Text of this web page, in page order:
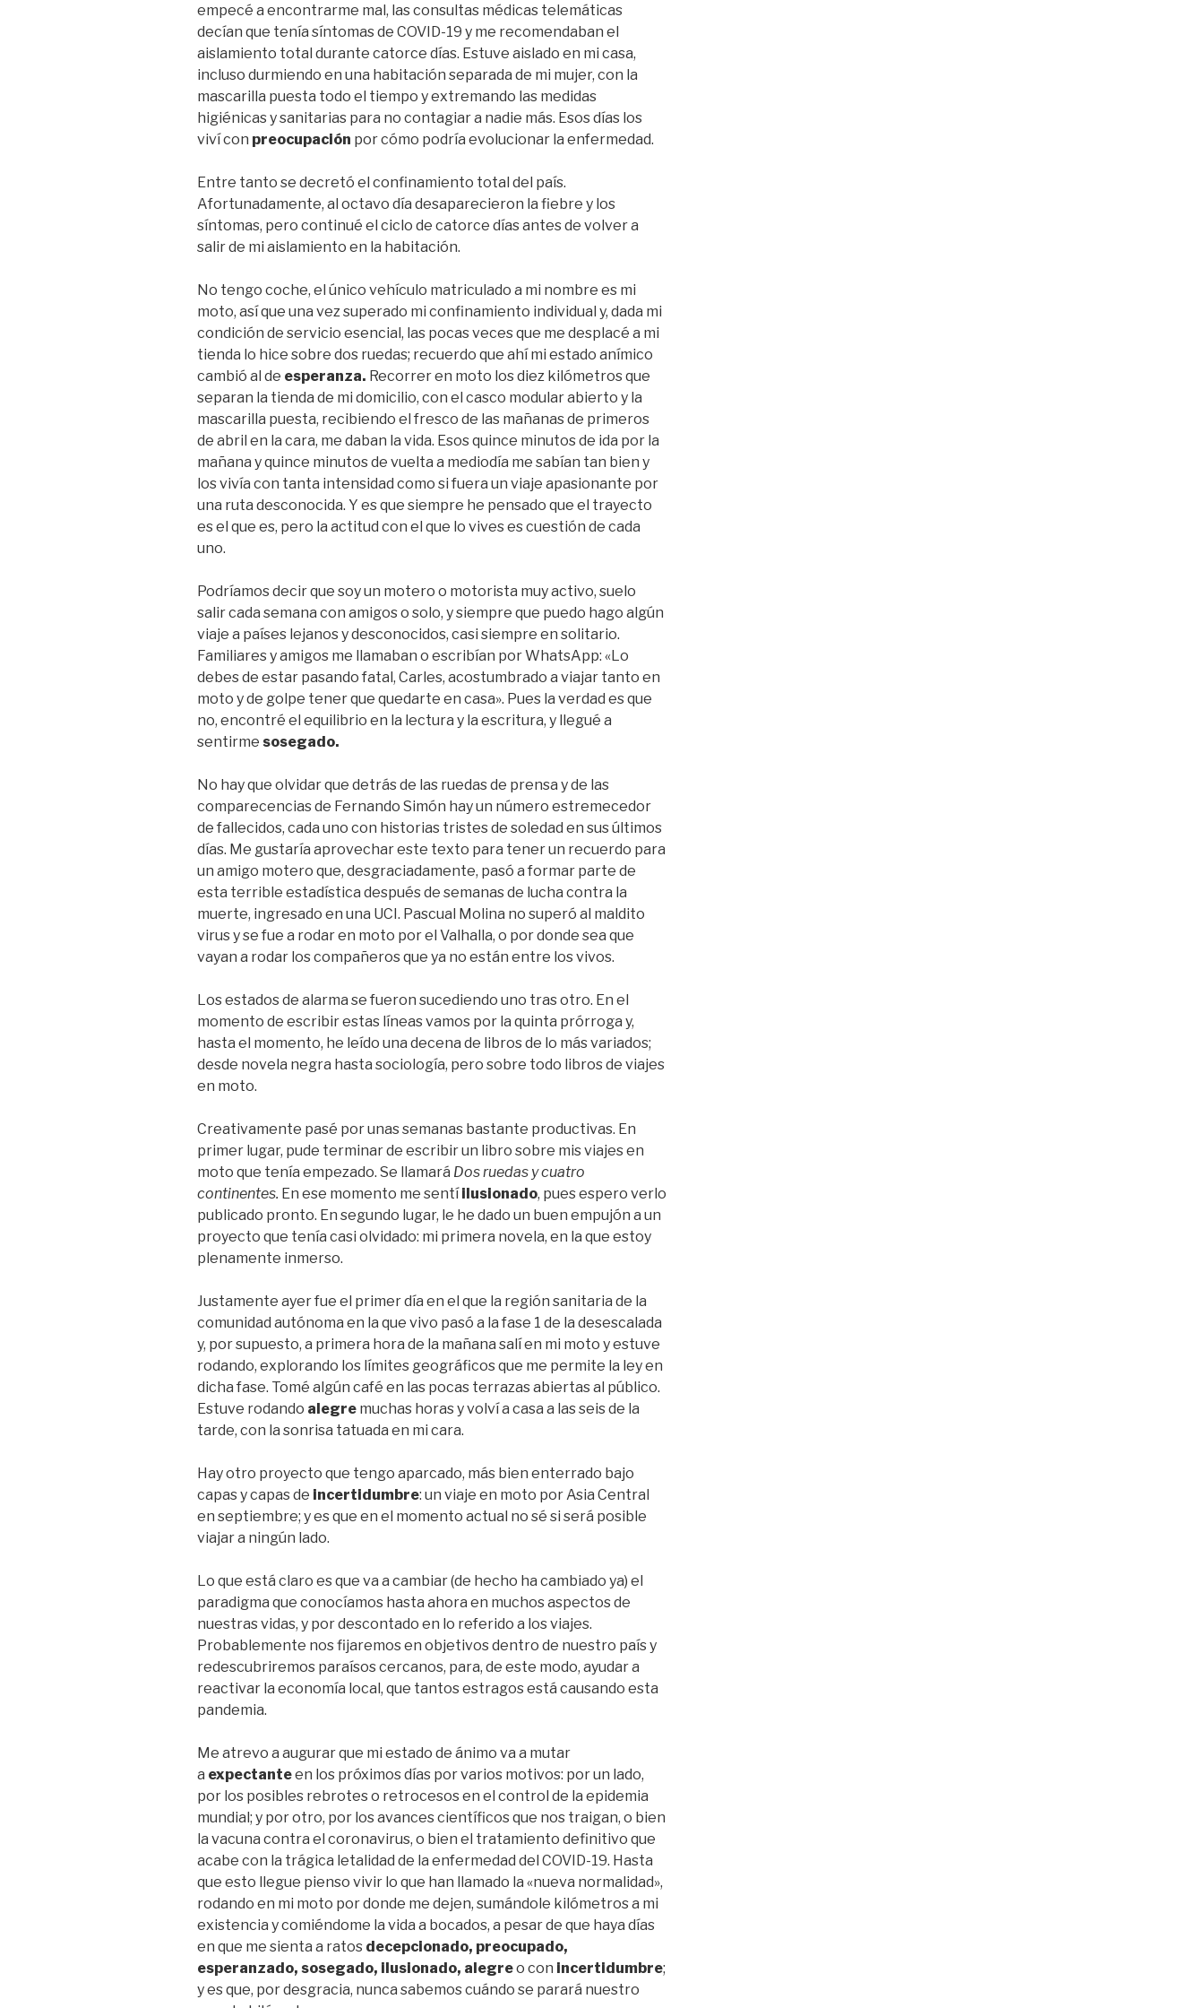
empecé a encontrarme mal, las consultas médicas telemáticas
decían que tenía síntomas de COVID-19 y me recomendaban el
aislamiento total durante catorce días. Estuve aislado en mi casa,
incluso durmiendo en una habitación separada de mi mujer, con la
mascarilla puesta todo el tiempo y extremando las medidas
higiénicas y sanitarias para no contagiar a nadie más. Esos días los
viví con preocupación por cómo podría evolucionar la enfermedad.
Entre tanto se decretó el confinamiento total del país.
Afortunadamente, al octavo día desaparecieron la fiebre y los
síntomas, pero continué el ciclo de catorce días antes de volver a
salir de mi aislamiento en la habitación.
No tengo coche, el único vehículo matriculado a mi nombre es mi
moto, así que una vez superado mi confinamiento individual y, dada mi
condición de servicio esencial, las pocas veces que me desplacé a mi
tienda lo hice sobre dos ruedas; recuerdo que ahí mi estado anímico
cambió al de esperanza. Recorrer en moto los diez kilómetros que
separan la tienda de mi domicilio, con el casco modular abierto y la
mascarilla puesta, recibiendo el fresco de las mañanas de primeros
de abril en la cara, me daban la vida. Esos quince minutos de ida por la
mañana y quince minutos de vuelta a mediodía me sabían tan bien y
los vivía con tanta intensidad como si fuera un viaje apasionante por
una ruta desconocida. Y es que siempre he pensado que el trayecto
es el que es, pero la actitud con el que lo vives es cuestión de cada
uno.
Podríamos decir que soy un motero o motorista muy activo, suelo
salir cada semana con amigos o solo, y siempre que puedo hago algún
viaje a países lejanos y desconocidos, casi siempre en solitario.
Familiares y amigos me llamaban o escribían por WhatsApp: «Lo
debes de estar pasando fatal, Carles, acostumbrado a viajar tanto en
moto y de golpe tener que quedarte en casa». Pues la verdad es que
no, encontré el equilibrio en la lectura y la escritura, y llegué a
sentirme sosegado.
No hay que olvidar que detrás de las ruedas de prensa y de las
comparecencias de Fernando Simón hay un número estremecedor
de fallecidos, cada uno con historias tristes de soledad en sus últimos
días. Me gustaría aprovechar este texto para tener un recuerdo para
un amigo motero que, desgraciadamente, pasó a formar parte de
esta terrible estadística después de semanas de lucha contra la
muerte, ingresado en una UCI. Pascual Molina no superó al maldito
virus y se fue a rodar en moto por el Valhalla, o por donde sea que
vayan a rodar los compañeros que ya no están entre los vivos.
Los estados de alarma se fueron sucediendo uno tras otro. En el
momento de escribir estas líneas vamos por la quinta prórroga y,
hasta el momento, he leído una decena de libros de lo más variados;
desde novela negra hasta sociología, pero sobre todo libros de viajes
en moto.
Creativamente pasé por unas semanas bastante productivas. En
primer lugar, pude terminar de escribir un libro sobre mis viajes en
moto que tenía empezado. Se llamará Dos ruedas y cuatro
continentes. En ese momento me sentíilusionado, pues espero verlo
publicado pronto. En segundo lugar, le he dado un buen empujón a un
proyecto que tenía casi olvidado: mi primera novela, en la que estoy
plenamente inmerso.
Justamente ayer fue el primer día en el que la región sanitaria de la
comunidad autónoma en la que vivo pasó a la fase 1 de la desescalada
y, por supuesto, a primera hora de la mañana salí en mi moto y estuve
rodando, explorando los límites geográficos que me permite la ley en
dicha fase. Tomé algún café en las pocas terrazas abiertas al público.
Estuve rodando alegre muchas horas y volví a casa a las seis de la
tarde, con la sonrisa tatuada en mi cara.
Hay otro proyecto que tengo aparcado, más bien enterrado bajo
capas y capas de incertidumbre: un viaje en moto por Asia Central
en septiembre; y es que en el momento actual no sé si será posible
viajar a ningún lado.
Lo que está claro es que va a cambiar (de hecho ha cambiado ya) el
paradigma que conocíamos hasta ahora en muchos aspectos de
nuestras vidas, y por descontado en lo referido a los viajes.
Probablemente nos fijaremos en objetivos dentro de nuestro país y
redescubriremos paraísos cercanos, para, de este modo, ayudar a
reactivar la economía local, que tantos estragos está causando esta
pandemia.
Me atrevo a augurar que mi estado de ánimo va a mutar
a expectanteen los próximos días por varios motivos: por un lado,
por los posibles rebrotes o retrocesos en el control de la epidemia
mundial; y por otro, por los avances científicos que nos traigan, o bien
la vacuna contra el coronavirus, o bien el tratamiento definitivo que
acabe con la trágica letalidad de la enfermedad del COVID-19. Hasta
que esto llegue pienso vivir lo que han llamado la «nueva normalidad»,
rodando en mi moto por donde me dejen, sumándole kilómetros a mi
existencia y comiéndome la vida a bocados, a pesar de que haya días
en que me sienta a ratos decepcionado, preocupado,
esperanzado, sosegado, ilusionado, alegreo con incertidumbre;
y es que, por desgracia, nunca sabemos cuándo se parará nuestro